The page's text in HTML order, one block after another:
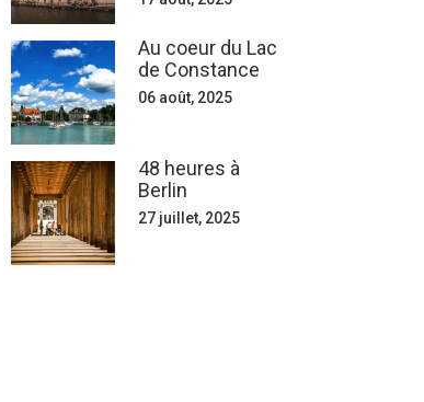
Au coeur du Lac
de Constance
06 août, 2025
48 heures à
Berlin
27 juillet, 2025